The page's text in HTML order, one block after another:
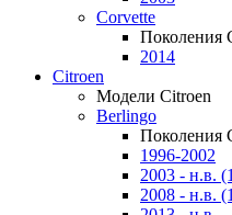
Corvette
Поколения
2014
Citroen
Модели Citroen
Berlingo
Поколения
1996-2002
2003 - н.в.
2008 - н.в.